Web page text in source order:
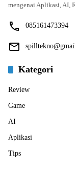
mengenai Aplikasi, AI,
085161473394
Kategori
Review
Game
AI
Aplikasi
Tips